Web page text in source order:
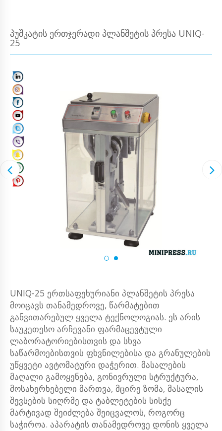
ᲞᲣᲨᲙᲐᲢᲘᲡ ᲔᲠᲗᲯᲔᲠᲐᲓᲘ ᲞᲚᲐᲜᲨᲔᲢᲘᲡ ᲞᲠᲔᲡᲐ UNIQ-
25
UNIQ-25 ერთსაფეხურიანი პლანშეტის პრესა
მოიცავს თანამედროვე, წარმატებით
განვითარებულ ყველა ტექნოლოგიას. ეს არის
საუკეთესო არჩევანი ფარმაცევტული
ლაბორატორიებისთვის და სხვა
საწარმოებისთვის ფხვნილებისა და გრანულების
უწყვეტი ავტომატური დაჭერით. მასალების
მაღალი გამოყენება, გონივრული სტრუქტურა,
მოსახერხებელი მართვა, მცირე ზომა, მასალის
შევსების სიღრმე და ტაბლეტების სისქე
მარტივად შეიძლება შეიცვალოს, როგორც
საჭიროა. აპარატის თანამედროვე დონის ყველა